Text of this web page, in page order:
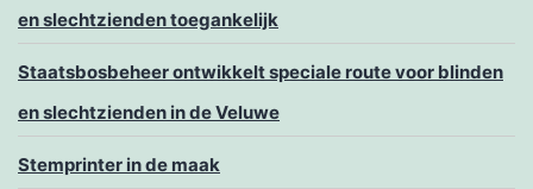
en slechtzienden toegankelijk
Staatsbosbeheer ontwikkelt speciale route voor blinden
en slechtzienden in de Veluwe
Stemprinter in de maak